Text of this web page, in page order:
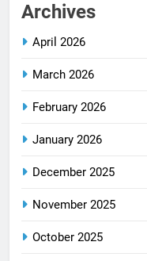
Archives
April 2026
March 2026
February 2026
January 2026
December 2025
November 2025
October 2025